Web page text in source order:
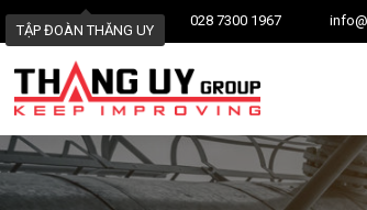
TẬP ĐOÀN THĂNG UY
028 7300 1967